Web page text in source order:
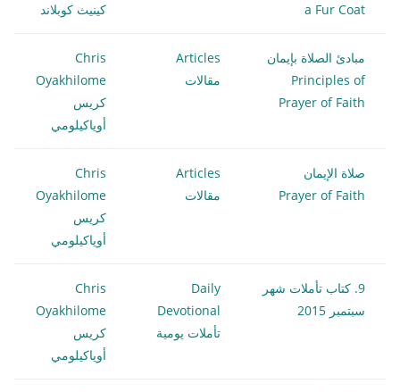
a Fur Coat
كينيث كوبلاند
مبادئ الصلاة بإيمان
Principles of
Prayer of Faith
Articles
مقالات
Chris
Oyakhilome
كريس
أوياكيلومي
صلاة الإيمان
Prayer of Faith
Articles
مقالات
Chris
Oyakhilome
كريس
أوياكيلومي
9. كتاب تأملات شهر
سبتمبر 2015
Daily
Devotional
تأملات يومية
Chris
Oyakhilome
كريس
أوياكيلومي